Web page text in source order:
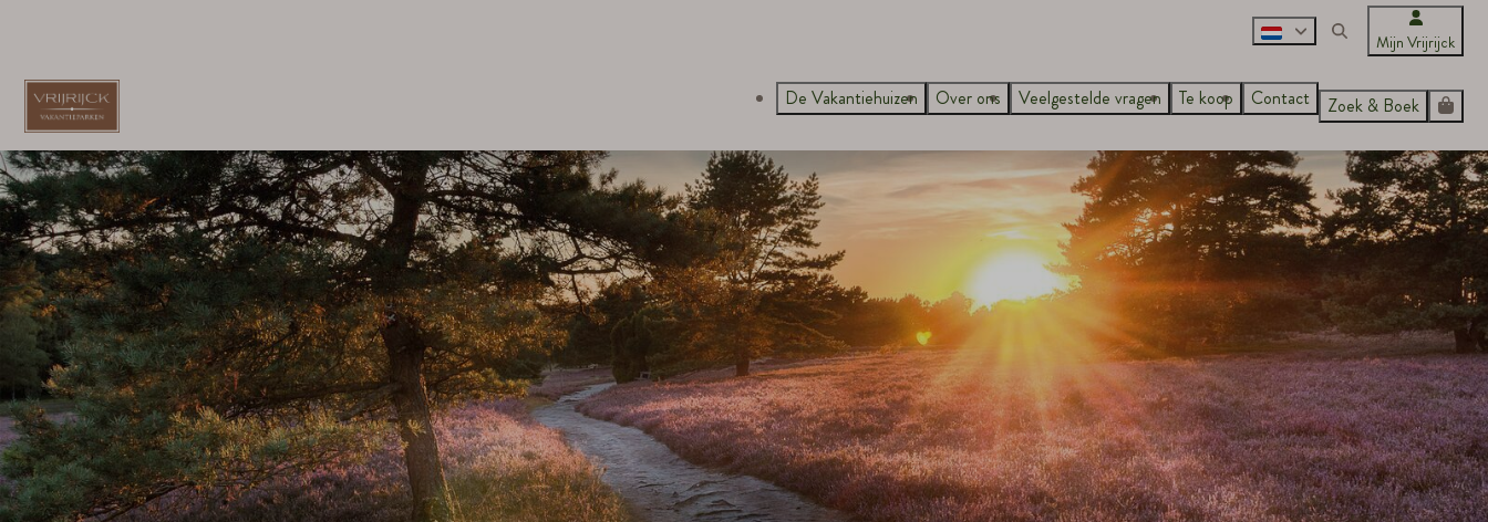
Mijn Vrijrijck
De Vakantiehuizen Over ons Veelgestelde vragen Te koop Contact Zoek & Boek